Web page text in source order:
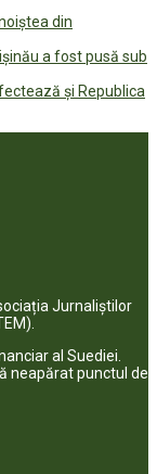
din
a fost pusă sub
și Republica
Jurnaliștilor
al Suediei.
neapărat punctul de